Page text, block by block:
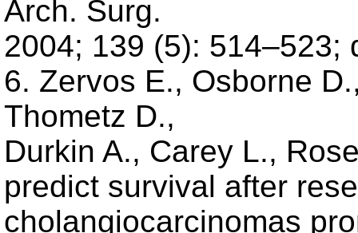
Arch. Surg.
2004; 139 (5): 514–523;
6. Zervos E., Osborne
Thometz D.,
Durkin A., Carey L.,
predict survival after
cholangiocarcinomas